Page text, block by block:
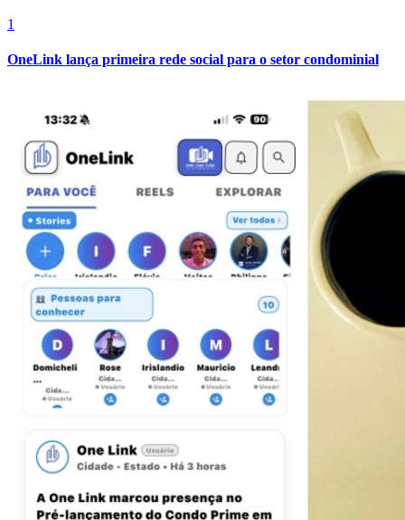
Botafogo
1
OneLink lança primeira rede social para o setor condominial